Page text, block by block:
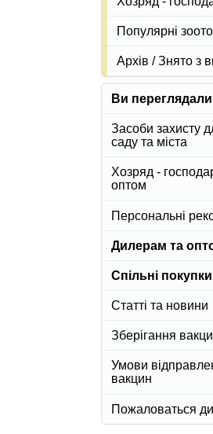
Популярні
Архів / Знято з
Ви переглядали
Засоби захисту
саду та міста
Хозряд -
оптом
Персональні
Дилерам та
Спільні покупки
Статті та новини
Зберігання
Умови
вакцин
Пожаловаться